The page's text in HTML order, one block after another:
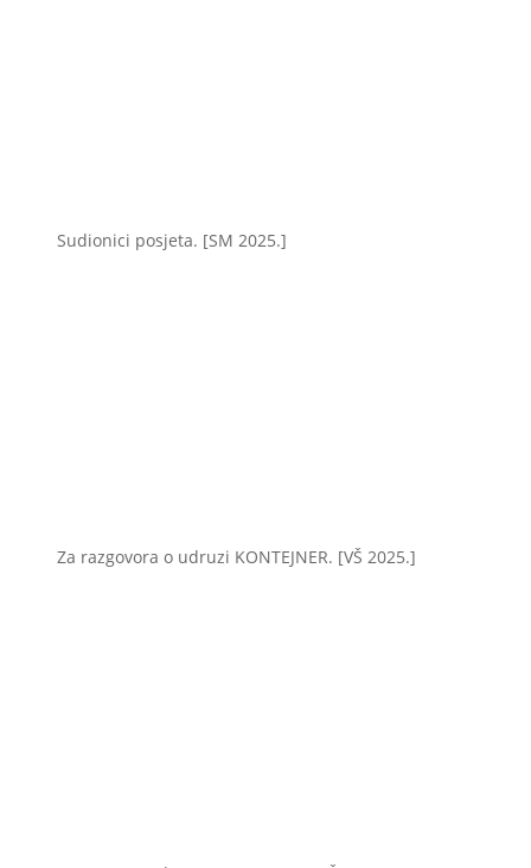
Sudionici posjeta. [SM 2025.]
Za razgovora o udruzi KONTEJNER. [VŠ 2025.]